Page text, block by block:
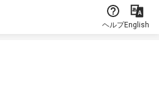
ヘルプEnglish